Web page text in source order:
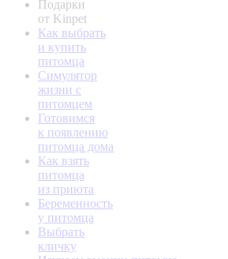
Подарки
от Kinpet
Как выбрать
и купить
питомца
Симулятор
жизни с
питомцем
Готовимся
к появлению
питомца дома
Как взять
питомца
из приюта
Беременность
у питомца
Выбрать
кличку